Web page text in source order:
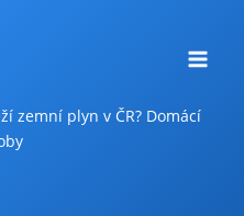
zemní plyn v ČR? Domácí